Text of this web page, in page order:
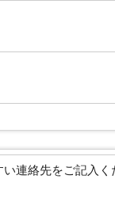
連絡先をご記入く